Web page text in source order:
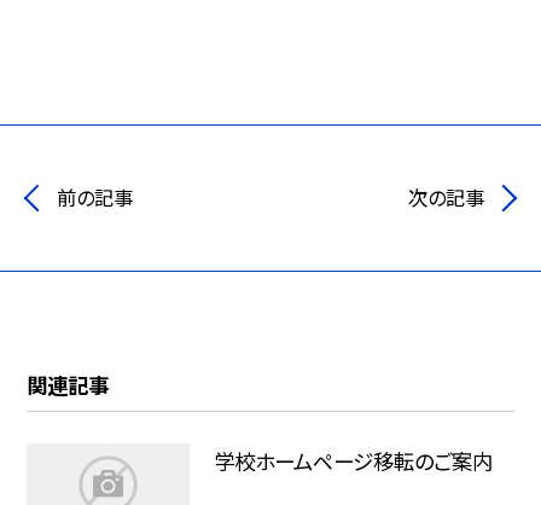
前の記事 次の記事
関連記事
学校ホームページ移転のご案内